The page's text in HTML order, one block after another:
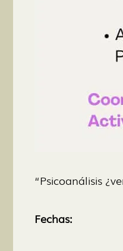
“Psicoanálisis
Fechas: